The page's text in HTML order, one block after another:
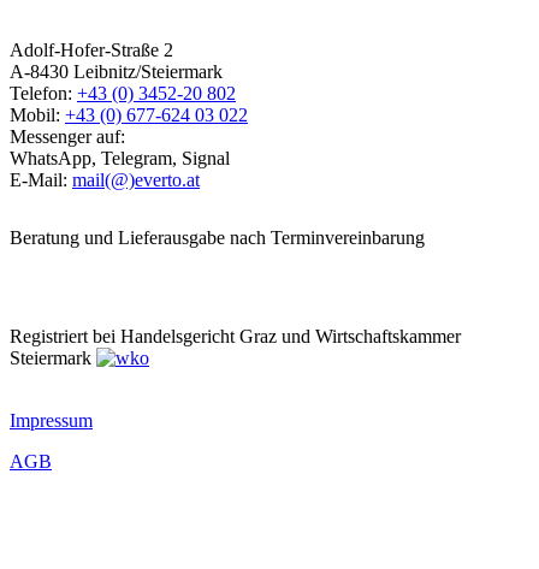
Adolf-Hofer-Straße 2
A-8430 Leibnitz/Steiermark
Telefon: +43 (0) 3452-20 802
Mobil: +43 (0) 677-624 03 022
Messenger auf:
WhatsApp, Telegram, Signal
E-Mail: mail(@)everto.at
Beratung und Lieferausgabe nach Terminvereinbarung
Registriert bei Handelsgericht Graz und Wirtschaftskammer
Steiermark
Impressum
AGB